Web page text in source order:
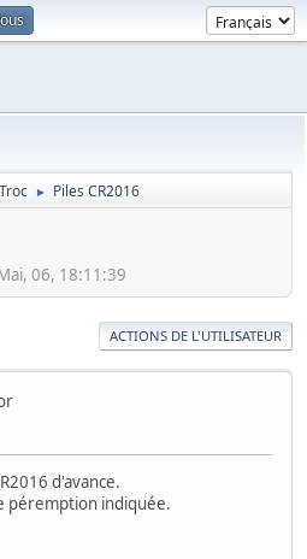
Troc ► Piles CR2016
06, 18:11:39
ACTIONS DE L'UTILISATEUR
d'avance.
péremption indiquée.